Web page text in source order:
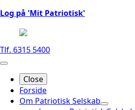
Log på 'Mit Patriotisk'
Tlf. 6315 5400
Close
Forside
Om Patriotisk Selskab